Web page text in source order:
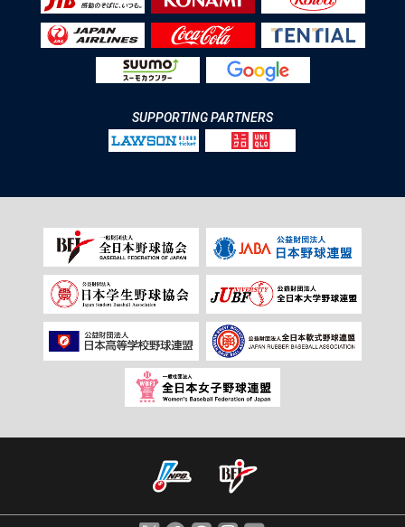
SUPPORTING PARTNERS